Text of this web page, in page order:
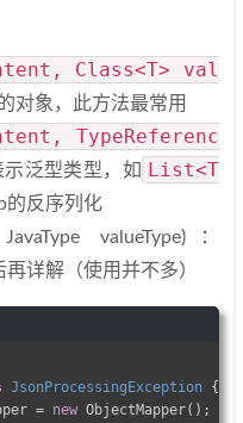
Class<T> val
对象，此方法最常用
TypeReferenc
示泛型类型，如
List<T
的反序列化
valueType)：
再详解（使用并不多）
JsonProcessingException {
=
new ObjectMapper();